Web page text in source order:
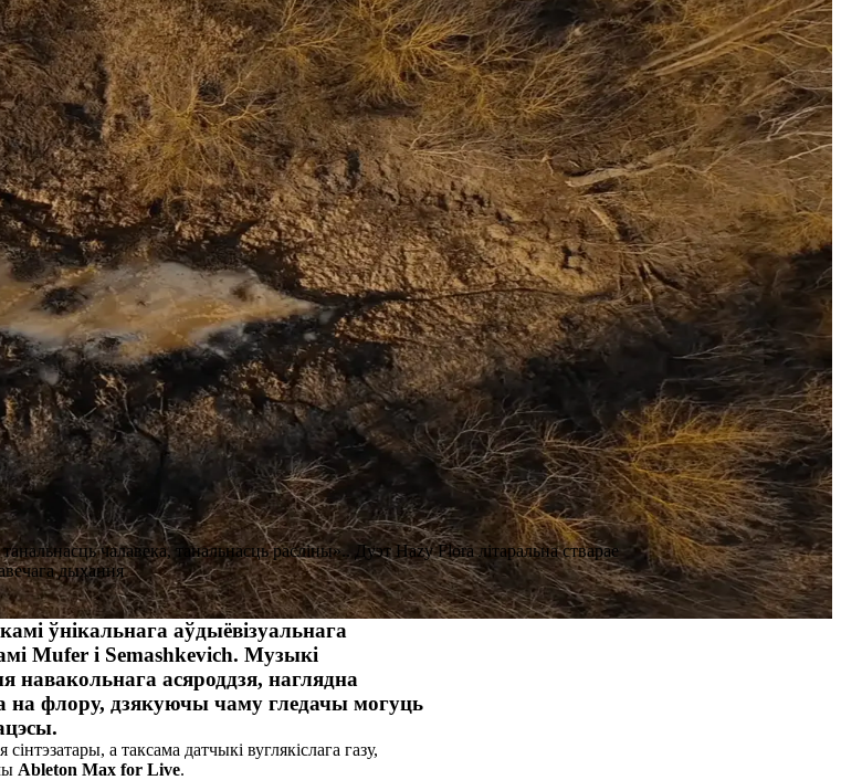
чалавека, танальнасць расліны». . Дуэт Hazy Flora літаральна стварае
дыхання
ўнікальнага аўдыёвізуальнага
Mufer і Semashkevich. Музыкі
навакольнага асяроддзя, наглядна
флору, дзякуючы чаму гледачы могуць
а таксама датчыкі вуглякіслага газу,
Ableton Max for Live.